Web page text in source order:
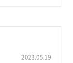
2023.05.19